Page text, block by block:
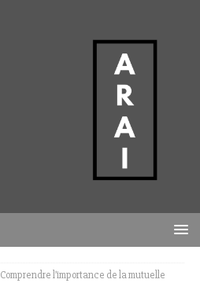
Comprendre l’importance de la mutuelle